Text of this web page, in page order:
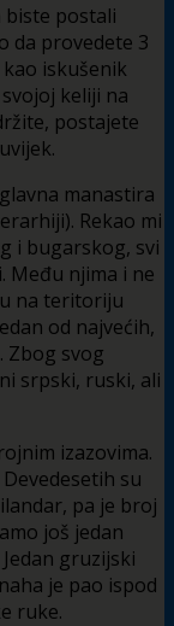
postali
da provedete 3
iskušenik
keliji na
postajete
manastira
Rekao mi
i bugarskog, svi
Među njima i ne
na teritoriju
od najvećih,
Zbog svog
srpski, ruski, ali
izazovima.
su
pa je broj
još jedan
gruzijski
je pao ispod
ruke.